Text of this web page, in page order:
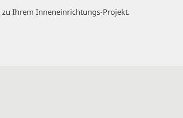
Ihrem Inneneinrichtungs-Projekt.